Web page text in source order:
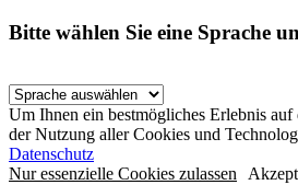
Bitte wählen Sie eine Sprache
Um Ihnen ein bestmögliches Erlebnis
der Nutzung aller Cookies und
Datenschutz
Nur essenzielle Cookies zulassen